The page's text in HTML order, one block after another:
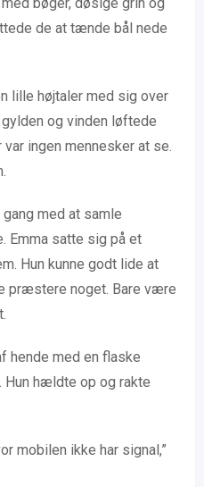
de at tænde bål nede
lille højtaler med sig over
og vinden løftede
ingen mennesker at se.
med at samle
Emma satte sig på et
Hun kunne godt lide at
præstere noget. Bare være
hende med en flaske
Hun hældte op og rakte
mobilen ikke har signal,”